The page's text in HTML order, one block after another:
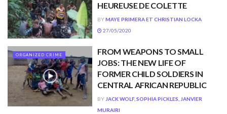
HEUREUSE DE COLETTE
BYMAYE PRIMERA ET CHRISTIAN LOCKA
27/05/2020
ORGANIZED CRIME
FROM WEAPONS TO SMALL
JOBS: THE NEW LIFE OF
FORMER CHILD SOLDIERS IN
CENTRAL AFRICAN REPUBLIC
BY JACK WOLF, SOPHIA PICKLES, JANVIER
MURAIRI